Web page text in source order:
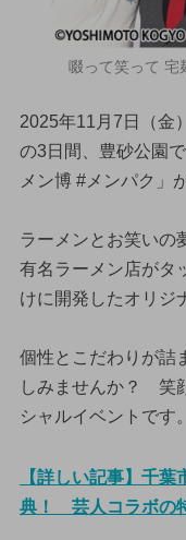
啜って笑って 宅
2025年11月7日（金
の3日間、豊砂公園
メン博 #メンパク」
ラーメンとお笑い
有名ラーメン店がタ
けに開発したオリジ
個性とこだわりが詰
しみませんか？ 笑
シャルイベントです。
【詳しい記事】千
典！ 芸人コラボの